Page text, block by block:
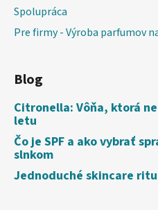
Spolupráca
Pre firmy - Výroba parfumov
Blog
Citronella: Vôňa, ktorá
letu
Čo je SPF a ako vybrať
slnkom
Jednoduché skincare